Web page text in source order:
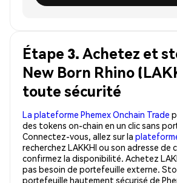
Étape 3. Achetez et
New Born Rhino
toute sécurité
La plateforme Phemex Onchain Trade
des tokens on-chain en un clic sans
Connectez-vous, allez sur la
recherchez LAKKHI ou son adresse de
confirmez la disponibilité. Achetez
pas besoin de portefeuille externe.
portefeuille hautement sécurisé de